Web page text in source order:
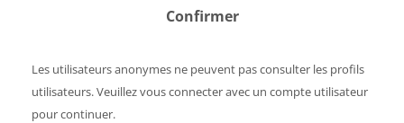
Confirmer
Les utilisateurs anonymes ne peuvent pas consulter les profils
utilisateurs. Veuillez vous connecter avec un compte utilisateur
pour continuer.